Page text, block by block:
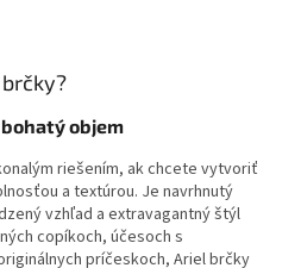
objem
riešením, ak chcete vytvoriť
a textúrou. Je navrhnutý
vzhľad a extravagantný štýl
copíkoch, účesoch s
príčeskoch, Ariel brčky